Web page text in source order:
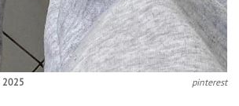
2025 pinterest